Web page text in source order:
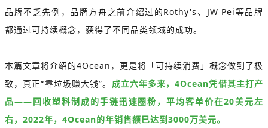
品牌不乏先例，品牌方舟之前介绍过的Rothy's、JW Pei等品牌
都通过可持续概念，获得了不同品类领域的成功。
本篇文章将介绍的4Ocean，更是将「可持续消费」概念做到了极
致，真正“靠垃圾赚大钱”。 成立六年多来，4Ocean凭借其主打产
品——回收塑料制成的手链迅速圈粉，平均客单价在20美元左
右，2022年，4Ocean的年销售额已达到3000万美元。